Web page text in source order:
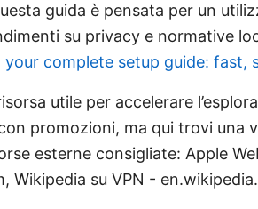
guida è pensata per un
su privacy e normative
complete setup guide: fast,
utile per accelerare
promozioni, ma qui trovi una
esterne consigliate: Apple
Wikipedia su VPN -